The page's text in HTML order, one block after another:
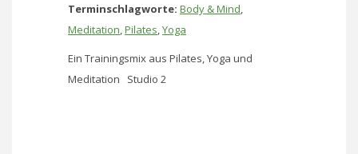
Terminschlagworte: Body & Mind,
Meditation,Pilates,Yoga
Ein Trainingsmix aus Pilates, Yoga und
Meditation Studio 2